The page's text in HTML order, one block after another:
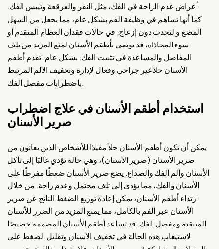
أعراض عدم الراحة في الفك، مثل النقر والفرقعة وتيبس الفك.
كما أنها تساهم في وظيفة الفم بشكل عام، مما يجعل من السهل
المضغ والتحدث دون إزعاج. في حالات فقدان العظام المتقدم أو
سوء المحاذاة، قد يوصى بأطقم الأسنان لمنع المزيد من تلف
المفاصل والمساعدة في تثبيت الفك. بشكل عام، تقدم أطقم
الأسنان حلاً غير جراحي وفعال لإدارة وتخفيف الألم المرتبط
باضطرابات مفصل الفك.
استخدام أطقم الأسنان في علاج اضطراب
صرير الأسنان
يمكن أن تكون أطقم الأسنان حلاً مفيدًا للأشخاص الذين يعانون من
صرير الأسنان (صرير الأسنان)، وهي حالة تؤدي غالبًا إلى تآكل
الأسنان وألم الفك والصداع. يضع صرير الأسنان ضغطًا مفرطًا على
الأسنان والفك، مما يؤدي إلى تلف محتمل وعدم راحة. من خلال
ارتداء أطقم الأسنان، يمكن إعادة توزيع الضغط الناتج عن صرير
الأسنان عبر الفم بالكامل، مما يمنع المزيد من الضرر للأسنان
المتبقية ومفصل الفك. قد تساعد أطقم الأسنان المصممة خصيصًا
لاستيعاب هذه الحالة في تخفيف الأسنان وتقليل الضغط على